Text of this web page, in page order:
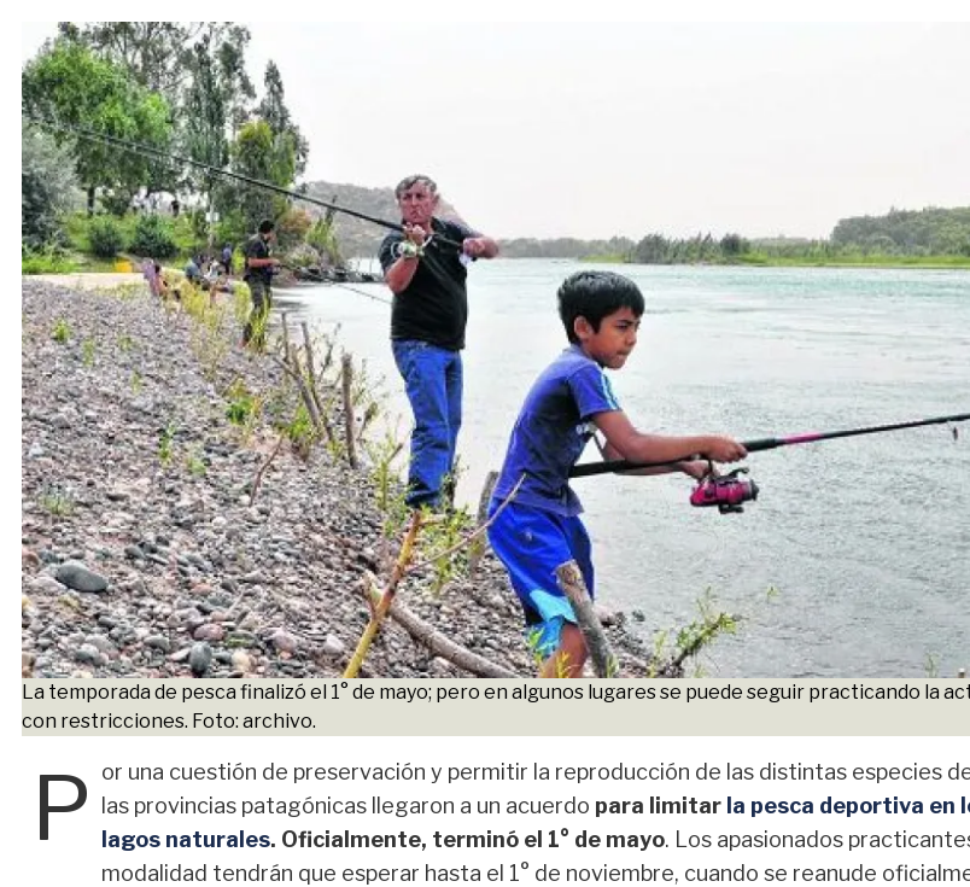
La temporada de pesca finalizó el 1° de mayo; pero en algunos lugares se puede seguir practicando la
con restricciones. Foto: archivo.
P
or una cuestión de preservación y permitir la reproducción de las distintas especies
las provincias patagónicas llegaron a un acuerdo para limitar la pesca deportiva en
lagos naturales. Oficialmente, terminó el 1° de mayo. Los apasionados
modalidad tendrán que esperar hasta el 1° de noviembre, cuando se reanude